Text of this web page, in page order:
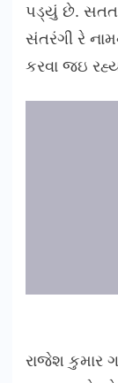
પડ્યું છે. સતત
સંતરંગી રે
કરવા જઇ
રાજેશ કુમાર